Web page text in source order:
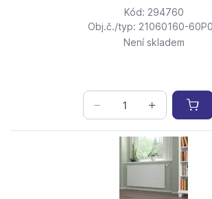
Kód: 294760
Obj.č./typ: 21060160-
Není skladem